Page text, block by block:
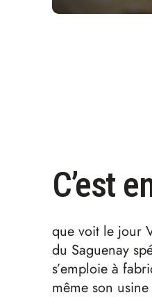
C’est
que voit le jour
du Saguenay
s’emploie à
même son